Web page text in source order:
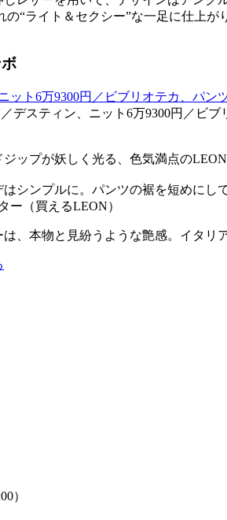
“ライト＆セクシー”な一足に仕上が
デスティン、ニット6万9300円／ビ
ップが妖しく光る、色気満点の
シンプルに。パンツの裾を短めにし
、本物と見紛うような艶感。イタ
）